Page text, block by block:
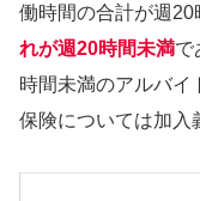
働時間の合計が週20
れが週20時間未満で
時間未満のアルバイ
保険については加入